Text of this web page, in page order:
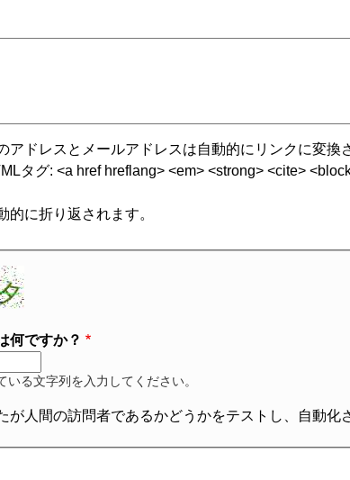
アドレスとメールアドレスは自動的にリンクに変換
タグ: <a href hreflang> <em> <strong> <cite>
的に折り返されます。
何ですか？
いる文字列を入力してください。
が人間の訪問者であるかどうかをテストし、自動化